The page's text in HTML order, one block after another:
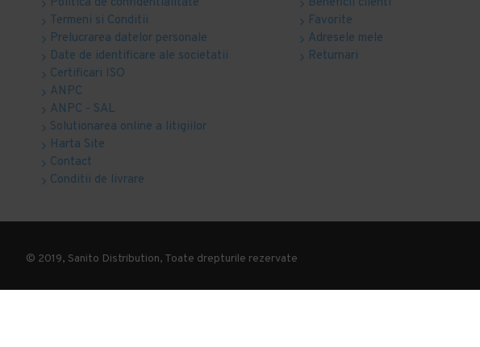
Termeni si Conditii
Prelucrarea datelor personale
Date de identificare ale societatii
Certificari ISO
ANPC
ANPC - SAL
Solutionarea online a litigiilor
Harta Site
Contact
Conditii de livrare
Favorite
Adresele mele
Returnari
© 2019, Sanito Distribution, Toate drepturile rezervate